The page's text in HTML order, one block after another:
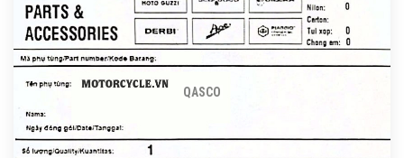
QASCO